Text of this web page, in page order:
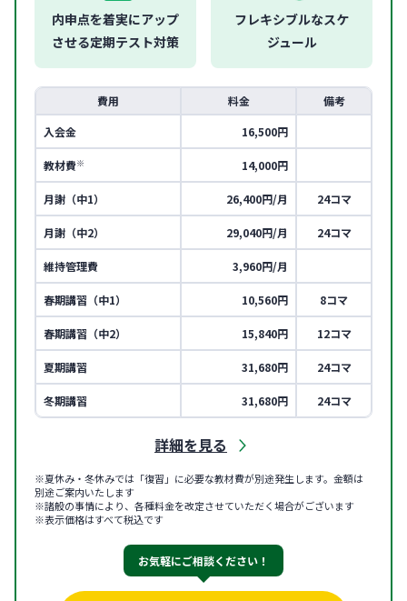
内申点を着実にアップ
させる定期テスト対策
フレキシブルなスケ
ジュール
費用 料金
備考
入会金
16,500円
教材費※ 14,000円
月謝（中1） 26,400円/月 24コマ
月謝（中2） 29,040円/月 24コマ
維持管理費 3,960円/月
春期講習（中1） 10,560円 8コマ
春期講習（中2） 15,840円 12コマ
夏期講習 31,680円 24コマ
冬期講習 31,680円 24コマ
詳細を見る
※夏休み・冬休みでは「復習」に必要な教材費が別途発生します。金額は
別途ご案内いたします
※諸般の事情により、各種料金を改定させていただく場合がございます
※表示価格はすべて税込です
お気軽にご相談ください！